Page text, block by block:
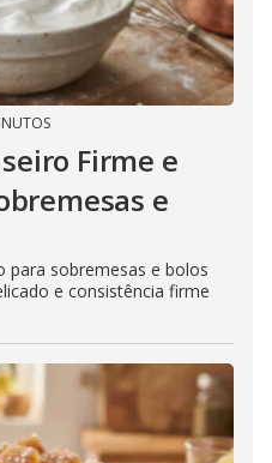
Firme e
e
para sobremesas e bolos
e consistência firme